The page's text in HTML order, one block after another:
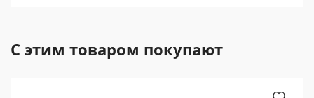
С этим товаром покупают